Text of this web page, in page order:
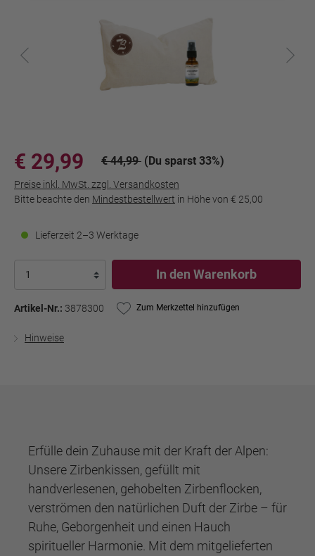
€ 29,99 € 44,99 (Du sparst 33%)
Preise inkl. MwSt. zzgl. Versandkosten
Bitte beachte den Mindestbestellwert in Höhe von € 25,00
Lieferzeit 2–3 Werktage
In den Warenkorb
Artikel-Nr.: 3878300 Zum Merkzettel hinzufügen
Hinweise
Erfülle dein Zuhause mit der Kraft der Alpen:
Unsere Zirbenkissen, gefüllt mit
handverlesenen, gehobelten Zirbenflocken,
verströmen den natürlichen Duft der Zirbe – für
Ruhe, Geborgenheit und einen Hauch
spiritueller Harmonie. Mit dem mitgelieferten